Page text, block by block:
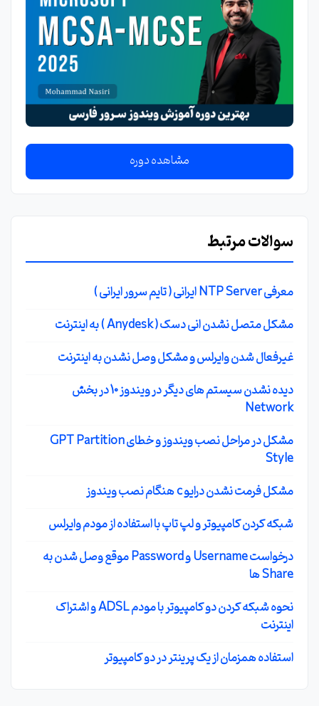
مشاهده دوره
سوالات مرتبط
معرفی NTP Server ایرانی ( تایم سرور ایرانی )
مشکل متصل نشدن انی دسک ( Anydesk ) به اینترنت
غیرفعال شدن وایرلس و مشکل وصل نشدن به اینترنت
دیده نشدن سیستم های دیگر در ویندوز 10 در بخش
Network
مشکل در مراحل نصب ویندوز و خطای GPT Partition
Style
مشکل فرمت نشدن درایو c هنگام نصب ویندوز
شبکه کردن کامپیوتر و لپ تاپ با استفاده از مودم وایرلس
درخواست Username و Password موقع وصل شدن به
Share ها
نحوه شبکه کردن دو کامپیوتر با مودم ADSL و اشتراک
اینترنت
استفاده همزمان از یک پرینتر در دو کامپیوتر